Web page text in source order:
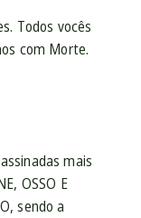
Todos vocês
com Morte.
mais
OSSO E
sendo a